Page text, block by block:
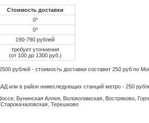
Стоимость доставки
0*
0*
190-790 рублей
требует уточнения
(от 100 до 1300 руб.)
рублей - стоимость доставки составит 250 руб по
или в район нижеследующих станций метро - 250
Бунинская Аллея, Волоколамская, Востряково,
Терешково